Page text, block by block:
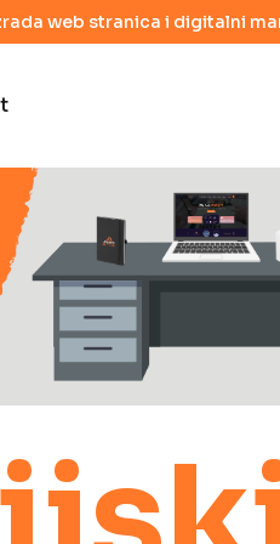
web stranica i digitalni